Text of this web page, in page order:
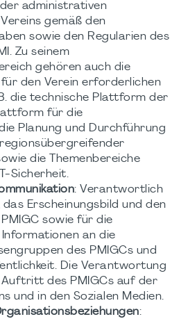
administrativen
gemäß den
sowie den Regularien des
Zu seinem
gehören auch die
den Verein erforderlichen
die technische Plattform der
für die
Planung und Durchführung
die Themenbereiche
Sicherheit.
: Verantwortlich
Erscheinungsbild und den
sowie für die
an die
des PMIGCs und
Die Verantwortung
des PMIGCs auf der
und in den Sozialen Medien.
: